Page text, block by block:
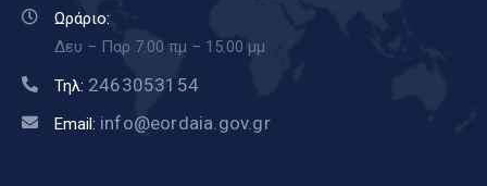
Ωράριο:
Δευ – Παρ 7.00 πμ – 15.00 μμ
Τηλ: 2463053154
Email: info@eordaia.gov.gr